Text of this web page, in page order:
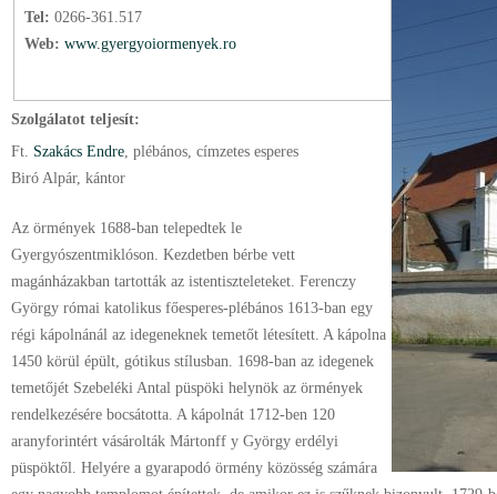
Tel: 0266-361.517
Web: www.gyergyoiormenyek.ro
Szolgálatot teljesít:
Ft. Szakács Endre , plébános , címzetes esperes
Biró Alpár, kántor
Az örmények 1688-ban telepedtek le
Gyergyószentmiklóson. Kezdetben bérbe vett
magánházakban tartották az istentiszteleteket. Ferenczy
György római katolikus főesperes-plébános 1613-ban egy
régi kápolnánál az idegeneknek temetőt létesített. A kápolna
1450 körül épült, gótikus stílusban. 1698-ban az idegenek
temetőjét Szebeléki Antal püspöki helynök az örmények
rendelkezésére bocsátotta. A kápolnát 1712-ben 120
aranyforintért vásárolták Mártonff y György erdélyi
püspöktől. Helyére a gyarapodó örmény közösség számára